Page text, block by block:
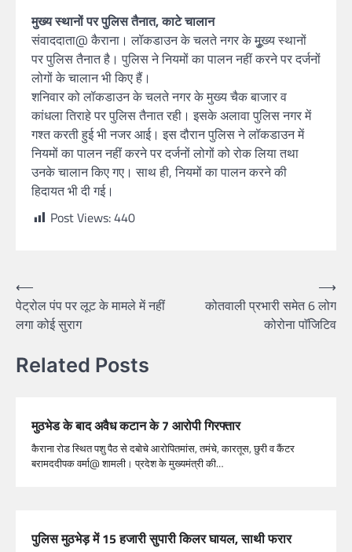
मुख्य स्थानों पर पुलिस तैनात, काटे चालान
संवाददाता@ कैराना। लॉकडाउन के चलते नगर के मूुख्य स्थानों
पर पुलिस तैनात है। पुलिस ने नियमों का पालन नहीं करने पर दर्जनों
लोगों के चालान भी किए हैं।
शनिवार को लॉकडाउन के चलते नगर के मुख्य चैक बाजार व
कांधला तिराहे पर पुलिस तैनात रही। इसके अलावा पुलिस नगर में
गश्त करती हुई भी नजर आई। इस दौरान पुलिस ने लॉकडाउन में
नियमों का पालन नहीं करने पर दर्जनों लोगों को रोक लिया तथा
उनके चालान किए गए। साथ ही, नियमों का पालन करने की
हिदायत भी दी गई।
Post Views:440
⟵
पेट्रोल पंप पर लूट के मामले में नहीं
लगा कोई सुराग
कोतवाली प्रभारी समेत 6 लोग
कोरोना पाॅजिटिव
⟶
Related Posts
मुठभेड के बाद अवैध कटान के 7 आरोपी गिरफ्तार
कैराना रोड स्थित पशु पैठ से दबोचे आरोपितमांस, तमंचे, कारतूस, छुरी व कैंटर
बरामददीपक वर्मा@ शामली। प्रदेश के मुख्यमंत्री की…
पुलिस मुठभेड़ में 15 हजारी सुपारी किलर घायल, साथी फरार